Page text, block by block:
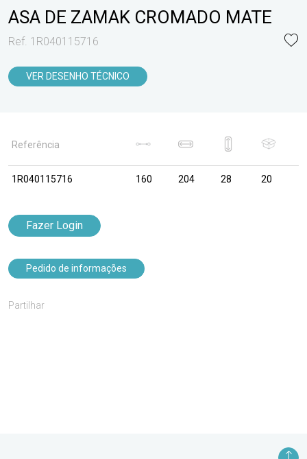
ASA DE ZAMAK CROMADO MATE
Ref. 1R040115716
VER DESENHO TÉCNICO
Referência
1R040115716 160 204 28 20
Fazer Login
Pedido de informações
Partilhar